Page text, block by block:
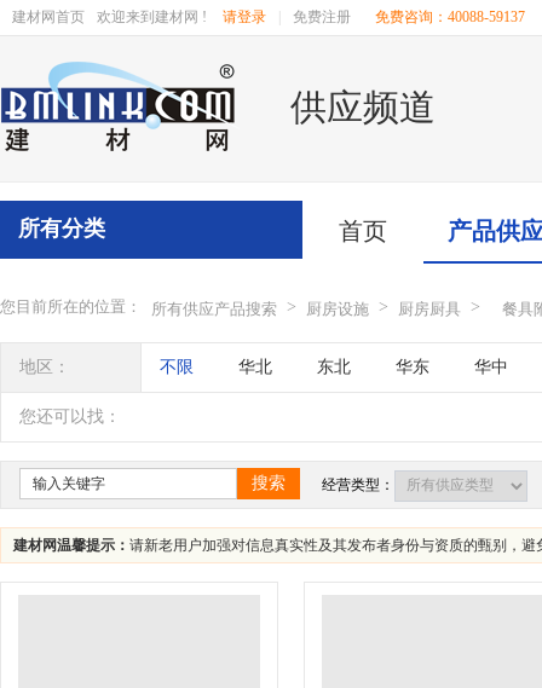
建材网首页 欢迎来到建材网 ! 请登录 免费注册 免费咨询：40088-59137
供应频道
首页 产品供
所有分类
您目前所在的位置： 所有供应产品搜索 > 厨房设施 > 厨房厨具 > 餐具
地区： 不限 华北 东北 华东 华中
四川 海南 贵州 云南 西藏
您还可以找：
搜索 经营类型：
建材网温馨提示： 请新老用户加强对信息真实性及其发布者身份与资质的甄别，